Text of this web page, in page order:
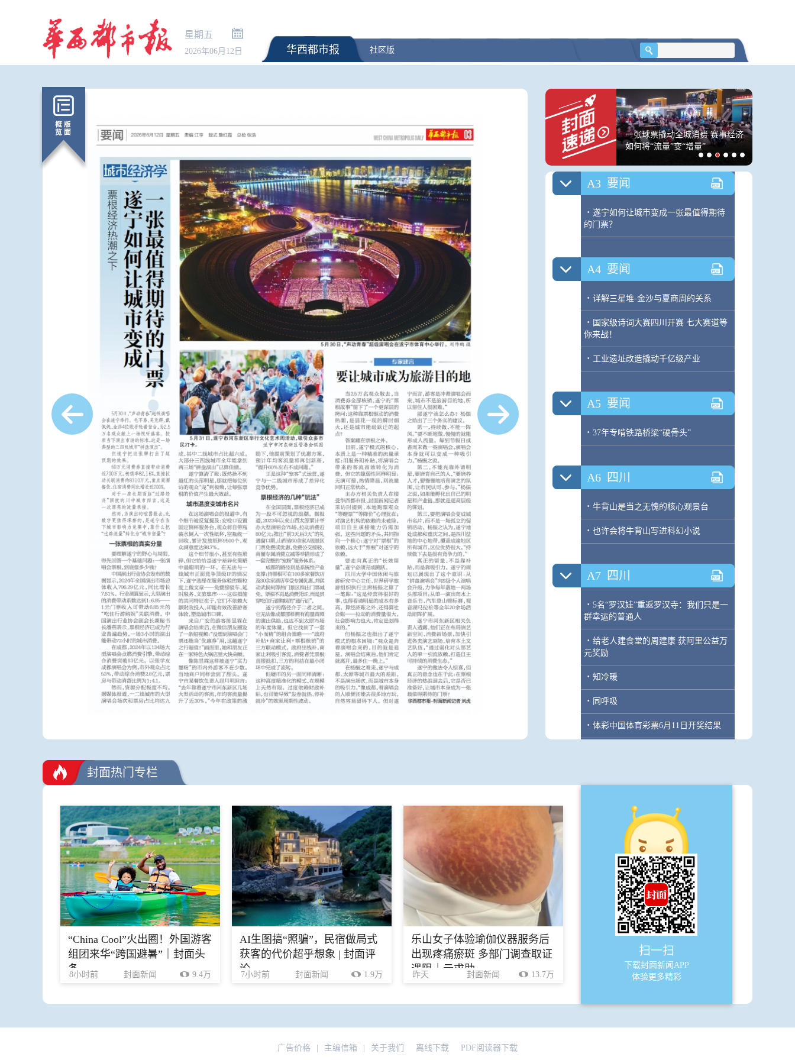
星期五
2026年06月12日 华西都市报 社区版
三部门向陕西增加调拨3.2万件中
央救灾物资
猎鹰9号火箭残骸撞月前后影像
公布 中国多家机构精准预测撞击
点
上半年国内居民出游人次34.63亿
出游总花费3.21万亿元
一张球票撬动全城消费 赛事经济
如何将“流量”变“增量”
· 持续擦亮农业大省金字招牌
· 让土地资源“活”起来 让集体经济“壮”
起来
A3 要闻
· 遂宁如何让城市变成一张最值得期待
的门票？
A4 要闻
· 详解三星堆-金沙与夏商周的关系
· 国家级诗词大赛四川开赛 七大赛道等
你来战！
· 工业遗址改造撬动千亿级产业
A5 要闻
· 37年专啃铁路桥梁“硬骨头”
A6 四川
· 牛背山是当之无愧的核心观景台
· 也许会将牛背山写进科幻小说
A7 四川
· 5名“罗汉娃”重返罗汉寺：我们只是一
群幸运的普通人
· 给老人建食堂的周建康 获阿里公益万
元奖励
· 知冷暖
· 同呼吸
· 体彩中国体育彩票6月11日开奖结果
世界杯开赛前夕 海地队被要求修改球
墨西哥5名警察世界杯前夕遭枪杀
天下
送新手机？话费套餐专“坑”留守老人
买家父亲道歉 并赔付1000元维权损失
封面热门专栏
“China Cool”火出圈！外国游客
组团来华“跨国避暑”｜封面头
条
8小时前 封面新闻 9.4万
AI生图搞“照骗”，民宿做局式
获客的代价超乎想象 | 封面评
论
7小时前 封面新闻 1.9万
乐山女子体验瑜伽仪器服务后
出现疼痛瘀斑 多部门调查取证
遇阻｜云求助
昨天 封面新闻 13.7万
扫一扫
下载封面新闻APP
体验更多精彩
广告价格 主编信箱 关于我们 离线下载 PDF阅读器下载